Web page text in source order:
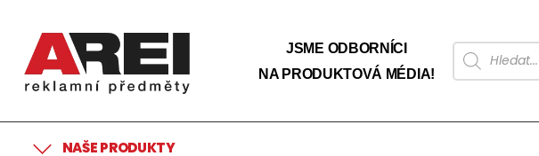
JSME ODBORNÍCI
NA PRODUKTOVÁ MÉDIA!
NAŠE PRODUKTY